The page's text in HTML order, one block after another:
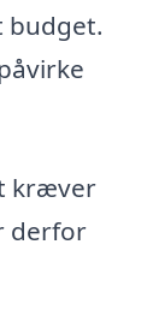
budget.
kræver
derfor